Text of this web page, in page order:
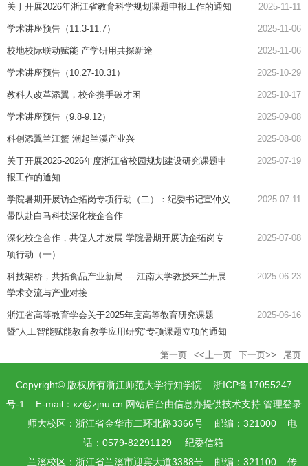
关于开展2026年浙江省教育科学规划课题申报工作的通知 2025-11-11
学术讲座预告（11.3-11.7） 2025-11-06
校地校际联动赋能 产学研用共探新途 2025-11-06
学术讲座预告（10.27-10.31） 2025-10-29
教科人改革添翼，校企携手破才困 2025-10-17
学术讲座预告（9.8-9.12） 2025-09-08
科创添翼兰江蟹 潮起兰溪产业兴 2025-08-08
关于开展2025-2026年度浙江省校园规划建设研究课题申
报工作的通知
2025-07-19
学院暑期开展访企拓岗专项行动（二）：纪委书记宣仲义
带队赴白马科技深化校企合作
2025-07-11
深化校企合作，共促人才发展 学院暑期开展访企拓岗专
项行动（一）
2025-07-08
科技架桥，共拓食品产业新局 ----江南大学教授来兰开展
学术交流与产业对接
2025-06-23
浙江省高等教育学会关于2025年度高等教育研究课题
暨“人工智能赋能教育教学应用研究”专项课题立项的通知
2025-06-16
第一页 <<上一页 下一页>> 尾页
Copyright© 版权所有浙江师范大学行知学院 浙ICP备17055247
号-1 E-mail： xz@zjnu.cn 网站后台由信息办提供技术支持 管理登录
师大校区：浙江省金华市二环北路3366号 邮编：321000 电
话：0579-82291129
纪委信箱
兰溪校区：浙江省兰溪市迎宾大道3388号 邮编：321100 传